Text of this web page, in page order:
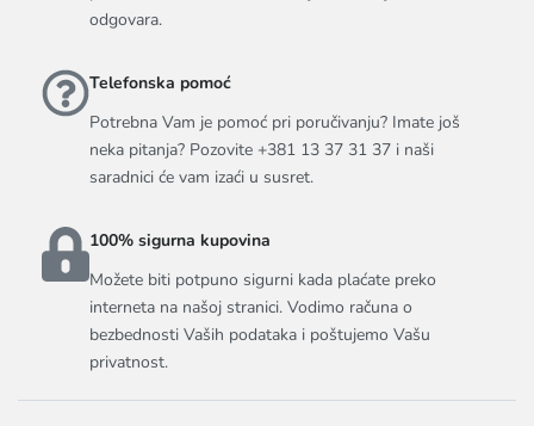
odgovara.
Telefonska pomoć
Potrebna Vam je pomoć pri poručivanju? Imate još
neka pitanja? Pozovite +381 13 37 31 37 i naši
saradnici će vam izaći u susret.
100% sigurna kupovina
Možete biti potpuno sigurni kada plaćate preko
interneta na našoj stranici. Vodimo računa o
bezbednosti Vaših podataka i poštujemo Vašu
privatnost.